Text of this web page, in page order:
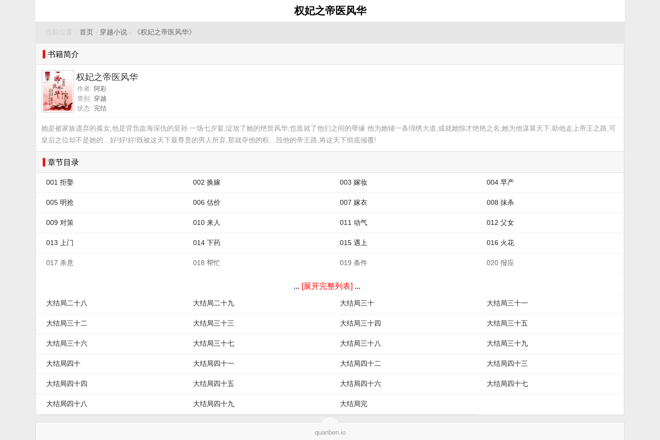
权妃之帝医风华
当前位置： 首页 › 穿越小说 › 《权妃之帝医风华》
书籍简介
权妃之帝医风华
作者: 阿彩
类别: 穿越
状态: 完结
她是被家族遗弃的孤女,他是背负血海深仇的皇孙.一场七夕宴,绽放了她的绝世风华,也造就了他们之间的孽缘.他为她铺一条绵绣大道,成就她惊才绝艳之名;她为他谋算天下,助他走上帝王之路,可
皇后之位却不是她的…好!好!好!既被这天下最尊贵的男人所弃,那就夺他的权、毁他的帝王路,将这天下彻底倾覆!
章节目录
001 拒娶 002 换嫁 003 嫁妆 004 早产
005 明抢 006 估价 007 嫁衣 008 抹杀
009 对策 010 来人 011 动气 012 父女
013 上门 014 下药 015 遇上 016 火花
017 杀意 018 帮忙 019 条件 020 报应
023 贵人
... [展开完整列表] ...
大结局二十八 大结局二十九 大结局三十 大结局三十一
大结局三十二 大结局三十三 大结局三十四 大结局三十五
大结局三十六 大结局三十七 大结局三十八 大结局三十九
大结局四十 大结局四十一 大结局四十二 大结局四十三
大结局四十四 大结局四十五 大结局四十六 大结局四十七
大结局四十八 大结局四十九 大结局完
quanben.io